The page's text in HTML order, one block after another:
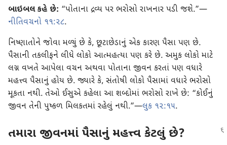
બાઇબલ કહે છે: “પોતાના દ્રવ્ય પર ભરોસો રાખનાર પડી જશે.”—
નીતિવચનો ૧૧:૨૮.
નિષ્ણાતોને જોવા મળ્યું છે કે, છૂટાછેડાનું એક કારણ પૈસા પણ છે.
પૈસાની તકલીફને લીધે લોકો આત્મહત્યા પણ કરે છે. અમુક લોકો માટે
લગ્ન વખતે આપેલા વચન અથવા પોતાના જીવન કરતાં પણ વધારે
મહત્ત્વ પૈસાનું હોય છે. જ્યારે કે, સંતોષી લોકો પૈસામાં વધારે ભરોસો
મૂકતા નથી. તેઓ ઈસુએ કહેલા આ શબ્દોમાં ભરોસો રાખે છે: “કોઈનું
જીવન તેની પુષ્કળ મિલકતમાં રહેલું નથી.”—લુક ૧૨:૧૫.
તમારા જીવનમાં પૈસાનું મહત્ત્વ કેટલું છે?